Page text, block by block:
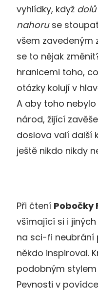
vyhlídky, když dolů
nahoruse
všem zavedeným
se to nějak
hranicemi toho,
otázky kolují v
A aby toho
národ, žijící
doslova valí další
ještě nikdo nikdy
Při čtení Pobočky
všímající si i
na sci-fi neubrání
někdo inspiroval.
podobným
Pevnosti v